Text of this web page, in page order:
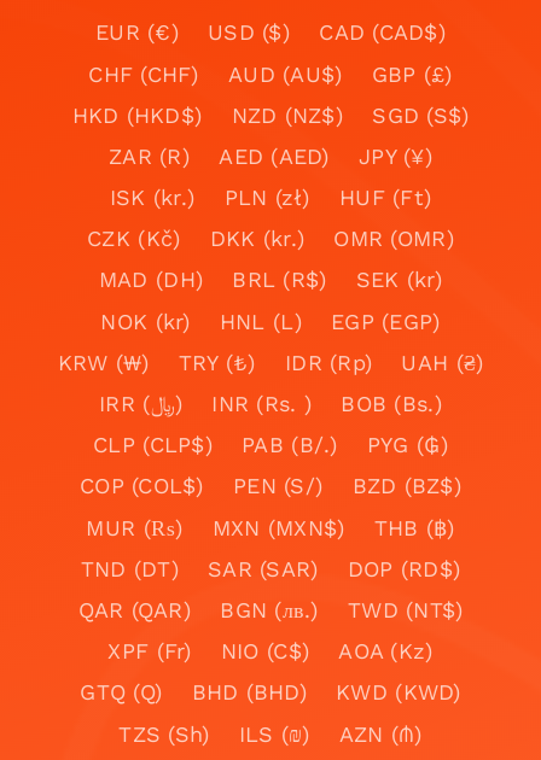
EUR (€) USD ($)
CAD (CAD$)
CHF (CHF)
AUD (AU$)
GBP (£)
HKD (HKD$)
NZD (NZ$)
SGD (S$)
ZAR (R)
AED (AED)
JPY (¥)
ISK (kr.)
PLN (zł)
HUF (Ft)
CZK (Kč)
DKK (kr.)
OMR (OMR)
MAD (DH)
BRL (R$)
SEK (kr)
NOK (kr)
HNL (L)
EGP (EGP)
KRW (₩)
TRY (₺) IDR (Rp)
UAH (₴)
IRR (﷼)
INR (Rs. )
BOB (Bs.)
CLP (CLP$)
PAB (B/.)
PYG (₲)
COP (COL$)
PEN (S/)
BZD (BZ$)
MUR (₨)
MXN (MXN$)
THB (฿)
TND (DT)
SAR (SAR)
DOP (RD$)
QAR (QAR)
BGN (лв.)
TWD (NT$)
XPF (Fr)
NIO (C$)
AOA (Kz)
GTQ (Q)
BHD (BHD)
KWD (KWD)
TZS (Sh)
ILS (₪)
AZN (₼)